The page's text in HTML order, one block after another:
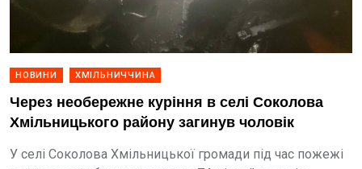
НОВИНИ ХМІЛЬНИЧЧИНА
Через необережне куріння в селі Соколова
Хмільницького району загинув чоловік
У селі Соколова Хмільницької громади під час пожежі